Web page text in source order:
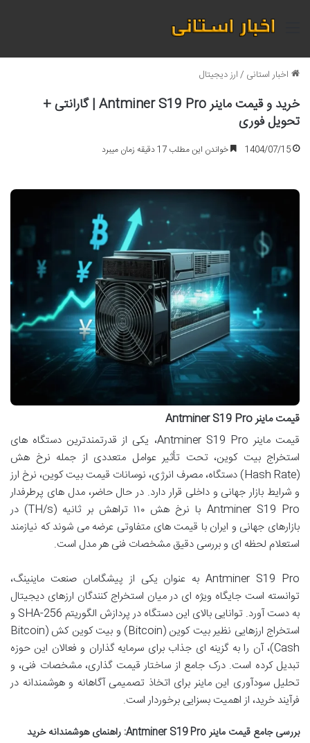
منو
اخبار استانی /ارز دیجیتال
خرید و قیمت ماینر Antminer S19 Pro | گارانتی +
تحویل فوری
1404/07/15 خواندن این مطلب 17 دقیقه زمان میبرد
قیمت ماینر Antminer S19 Pro
قیمت ماینر Antminer S19 Pro، یکی از قدرتمندترین دستگاه های
استخراج بیت کوین، تحت تأثیر عوامل متعددی از جمله نرخ هش
(Hash Rate) دستگاه، مصرف انرژی، نوسانات قیمت بیت کوین، نرخ ارز
و شرایط بازار جهانی و داخلی قرار دارد. در حال حاضر، مدل های پرطرفدار
Antminer S19 Pro با نرخ هش ۱۱۰ تراهش بر ثانیه (TH/s) در
بازارهای جهانی و ایران با قیمت های متفاوتی عرضه می شوند که نیازمند
استعلام لحظه ای و بررسی دقیق مشخصات فنی هر مدل است.
Antminer S19 Pro به عنوان یکی از پیشگامان صنعت ماینینگ،
توانسته است جایگاه ویژه ای در میان استخراج کنندگان ارزهای دیجیتال
به دست آورد. توانایی بالای این دستگاه در پردازش الگوریتم SHA-256 و
استخراج ارزهایی نظیر بیت کوین (Bitcoin) و بیت کوین کش (Bitcoin
Cash)، آن را به گزینه ای جذاب برای سرمایه گذاران و فعالان این حوزه
تبدیل کرده است. درک جامع از ساختار قیمت گذاری، مشخصات فنی، و
تحلیل سودآوری این ماینر برای اتخاذ تصمیمی آگاهانه و هوشمندانه در
فرآیند خرید، از اهمیت بسزایی برخوردار است.
بررسی جامع قیمت ماینر Antminer S19 Pro: راهنمای هوشمندانه خرید